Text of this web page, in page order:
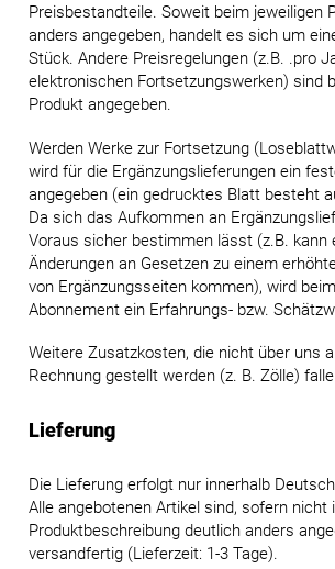
Preisbestandteile. Soweit beim jeweiligen
anders angegeben, handelt es sich um
Stück. Andere Preisregelungen (z.B. .pro
elektronischen Fortsetzungswerken) sind
Produkt angegeben.
Werden Werke zur Fortsetzung
wird für die Ergänzungslieferungen ein
angegeben (ein gedrucktes Blatt besteht
Da sich das Aufkommen an
Voraus sicher bestimmen lässt (z.B. kann
Änderungen an Gesetzen zu einem
von Ergänzungsseiten kommen), wird
Abonnement ein Erfahrungs- bzw.
Weitere Zusatzkosten, die nicht über uns
Rechnung gestellt werden (z. B. Zölle)
Lieferung
Die Lieferung erfolgt nur innerhalb
Alle angebotenen Artikel sind, sofern nicht
Produktbeschreibung deutlich anders
versandfertig (Lieferzeit: 1-3 Tage).